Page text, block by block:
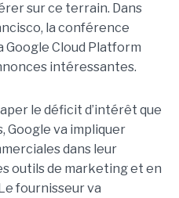
sur ce terrain. Dans
la conférence
Google Cloud Platform
intéressantes.
le déficit d’intérêt que
Google va impliquer
dans leur
outils de marketing et en
fournisseur va